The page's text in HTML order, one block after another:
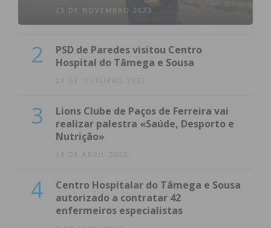
23 DE NOVEMBRO 2023
2
PSD de Paredes visitou Centro
Hospital do Tâmega e Sousa
23 DE OUTUBRO 2023
3
Lions Clube de Paços de Ferreira vai
realizar palestra «Saúde, Desporto e
Nutrição»
14 DE ABRIL 2022
4
Centro Hospitalar do Tâmega e Sousa
autorizado a contratar 42
enfermeiros especialistas